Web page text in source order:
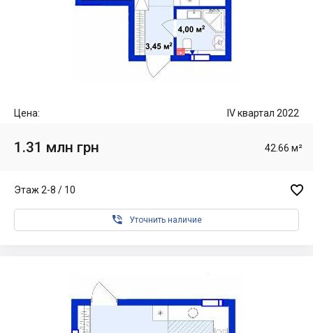
Цена: IV квартал 2022
1.31 млн грн 42.66 м²
Этаж 2-8 / 10 
 Уточнить наличие